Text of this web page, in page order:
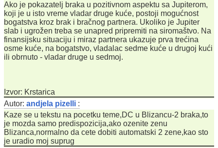
Ako je pokazatelj braka u pozitivnom aspektu sa Jupiterom,
koji je u isto vreme vladar druge kuće, postoji mogućnost
bogatstva kroz brak i bračnog partnera. Ukoliko je Jupiter
slab i ugrožen treba se unapred pripremiti na siromaštvo. Na
finansijsku situaciju i miraz partnera ukazuje prva trećina
osme kuće, na bogatstvo, vladalac sedme kuće u drugoj kući
ili obrnuto - vladar druge u sedmoj.
Izvor: Krstarica
Autor: andjela pizelli :
Kaze se u tekstu na pocetku teme,DC u Blizancu-2 braka,to
je mozda samo predispozicija,ako ozenite zenu
Blizanca,normalno da cete dobiti automatski 2 zene,kao sto
je uradio moj suprug